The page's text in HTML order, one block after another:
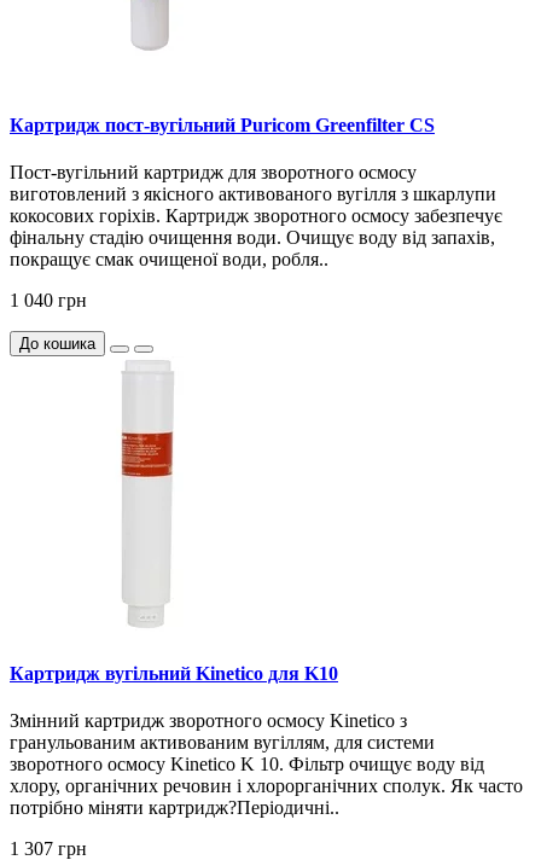
Картридж пост-вугільний Puricom Greenfilter CS
Пост-вугільний картридж для зворотного осмосу
виготовлений з якісного активованого вугілля з шкарлупи
кокосових горіхів. Картридж зворотного осмосу забезпечує
фінальну стадію очищення води. Очищує воду від запахів,
покращує смак очищеної води, робля..
1 040 грн
До кошика
Картридж вугільний Kinetico для K10
Змінний картридж зворотного осмосу Kinetico з
гранульованим активованим вугіллям, для системи
зворотного осмосу Kinetico K 10. Фільтр очищує воду від
хлору, органічних речовин і хлорорганічних сполук. Як часто
потрібно міняти картридж?Періодичні..
1 307 грн